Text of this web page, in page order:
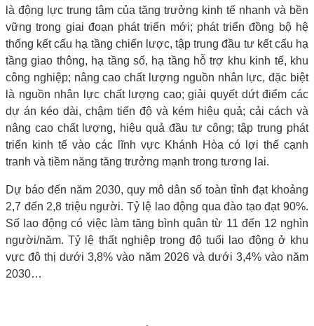
là động lực trung tâm của tăng trưởng kinh tế nhanh và bền
vững trong giai đoạn phát triển mới; phát triển đồng bộ hệ
thống kết cấu hạ tầng chiến lược, tập trung đầu tư kết cấu hạ
tầng giao thông, hạ tầng số, hạ tầng hỗ trợ khu kinh tế, khu
công nghiệp; nâng cao chất lượng nguồn nhân lực, đặc biệt
là nguồn nhân lực chất lượng cao; giải quyết dứt điểm các
dự án kéo dài, chậm tiến độ và kém hiệu quả; cải cách và
nâng cao chất lượng, hiệu quả đầu tư công; tập trung phát
triển kinh tế vào các lĩnh vực Khánh Hòa có lợi thế cạnh
tranh và tiềm năng tăng trưởng mạnh trong tương lai.
Dự báo đến năm 2030, quy mô dân số toàn tỉnh đạt khoảng
2,7 đến 2,8 triệu người. Tỷ lệ lao động qua đào tạo đạt 90%.
Số lao động có việc làm tăng bình quân từ 11 đến 12 nghìn
người/năm. Tỷ lệ thất nghiệp trong độ tuổi lao động ở khu
vực đô thị dưới 3,8% vào năm 2026 và dưới 3,4% vào năm
2030…